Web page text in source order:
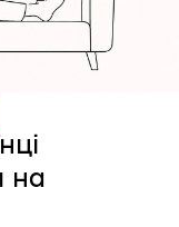
на